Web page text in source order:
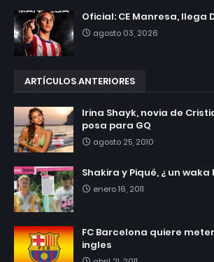
Oficial: CE Manresa, llega
agosto 03, 2026
ARTÍCULOS ANTERIORES
Irina Shayk, novia de
posa para GQ
agosto 25, 2010
Shakira y Piqué, ¿ un waka
enero 16, 2011
FC Barcelona quiere
ingles